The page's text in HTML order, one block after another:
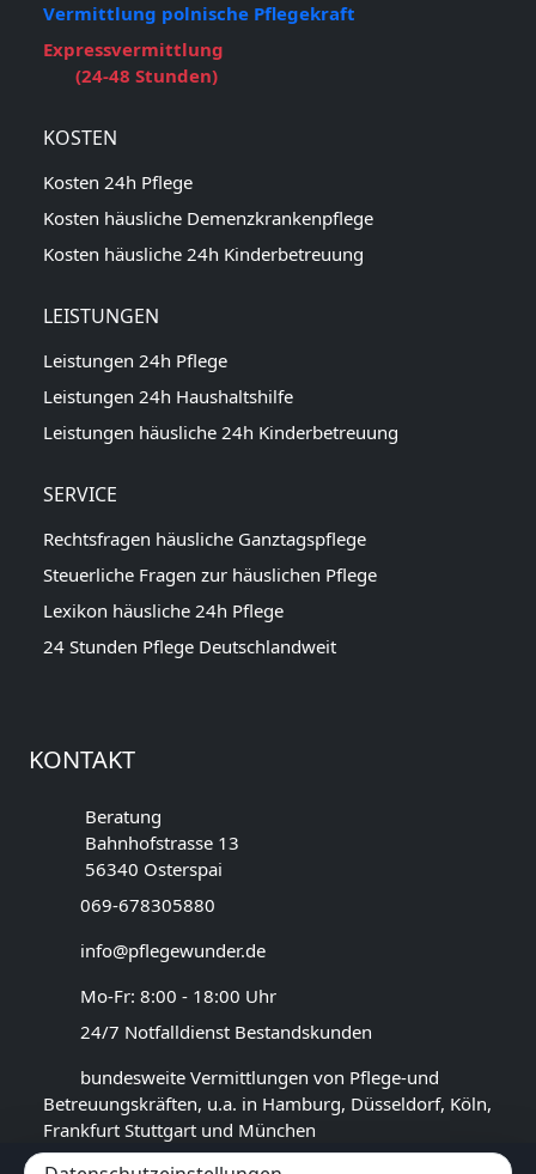
Vermittlung polnische Pflegekraft
Expressvermittlung
(24-48 Stunden)
KOSTEN
Kosten 24h Pflege
Kosten häusliche Demenzkrankenpflege
Kosten häusliche 24h Kinderbetreuung
LEISTUNGEN
Leistungen 24h Pflege
Leistungen 24h Haushaltshilfe
Leistungen häusliche 24h Kinderbetreuung
SERVICE
Rechtsfragen häusliche Ganztagspflege
Steuerliche Fragen zur häuslichen Pflege
Lexikon häusliche 24h Pflege
24 Stunden Pflege Deutschlandweit
KONTAKT
Beratung
Bahnhofstrasse 13
56340 Osterspai
069-678305880
info@pflegewunder.de
Mo-Fr: 8:00 - 18:00 Uhr
24/7 Notfalldienst Bestandskunden
bundesweite Vermittlungen von Pflege-und
Betreuungskräften, u.a. in Hamburg, Düsseldorf, Köln,
Frankfurt Stuttgart und München